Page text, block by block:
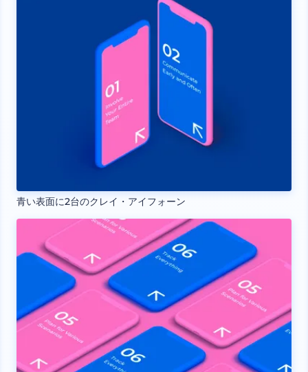
青い表面に2台のクレイ・アイフォーン